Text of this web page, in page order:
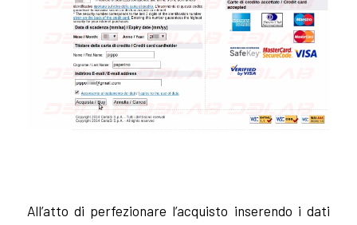
All’atto di perfezionare l’acquisto inserendo i dati